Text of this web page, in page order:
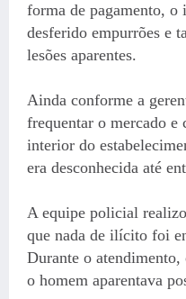
forma de pagamento, o
desferido empurrões e
lesões aparentes.
Ainda conforme a
frequentar o mercado e
interior do
era desconhecida até
A equipe policial
que nada de ilícito foi
Durante o
o homem aparentava